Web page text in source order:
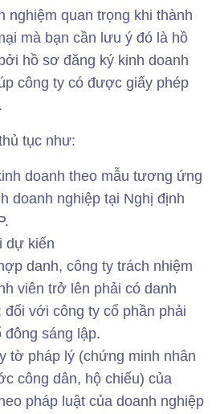
nghiệm quan trọng khi thành
mà bạn cần lưu ý đó là hồ
hồ sơ đăng ký kinh doanh
công ty có được giấy phép
tục như:
doanh theo mẫu tương ứng
doanh nghiệp tại Nghị định
dự kiến
danh, công ty trách nhiệm
viên trở lên phải có danh
đối với công ty cổ phần phải
đông sáng lập.
tờ pháp lý (chứng minh nhân
công dân, hộ chiếu) của
pháp luật của doanh nghiệp